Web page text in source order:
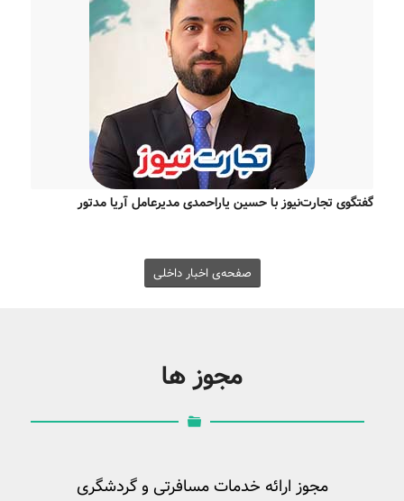
گفتگوی تجارت‌نیوز با حسین یاراحمدی مدیرعامل آریا مدتور
صفحه‌ی اخبار داخلی
مجوز ها
مجوز ارائه خدمات مسافرتی و گردشگری